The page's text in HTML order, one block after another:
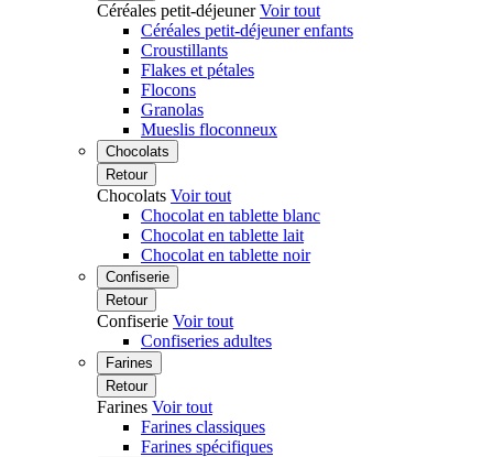
Céréales petit-déjeunerVoir tout
Céréales petit-déjeuner enfants
Croustillants
Flakes et pétales
Flocons
Granolas
Mueslis floconneux
Chocolats
Retour
Chocolats Voir tout
Chocolat en tablette blanc
Chocolat en tablette lait
Chocolat en tablette noir
Confiserie
Retour
Confiserie Voir tout
Confiseries adultes
Farines
Retour
Farines Voir tout
Farines classiques
Farines spécifiques